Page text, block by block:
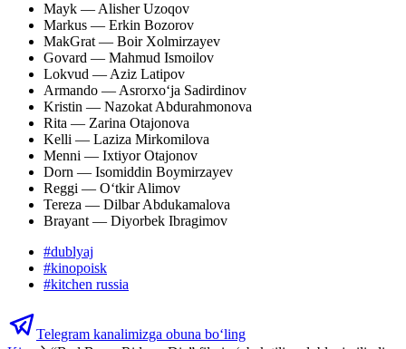
Mayk — Alisher Uzoqov
Markus — Erkin Bozorov
MakGrat — Boir Xolmirzayev
Govard — Mahmud Ismoilov
Lokvud — Aziz Latipov
Armando — Asrorxoʻja Sadirdinov
Kristin — Nazokat Abdurahmonova
Rita — Zarina Otajonova
Kelli — Laziza Mirkomilova
Menni — Ixtiyor Otajonov
Dorn — Isomiddin Boymirzayev
Reggi — Oʻtkir Alimov
Tereza — Dilbar Abdukamalova
Brayant — Diyorbek Ibragimov
#dublyaj
#kinopoisk
#kitchen russia
Telegram kanalimizga obuna bo‘ling